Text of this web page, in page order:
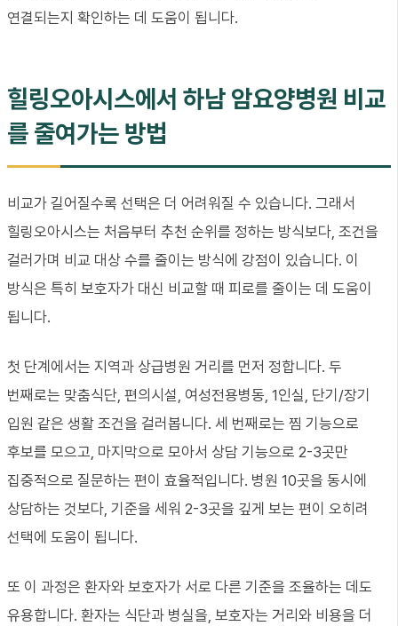
연결되는지 확인하는 데 도움이 됩니다.
힐링오아시스에서 하남 암요양병원 비교
를 줄여가는 방법
비교가 길어질수록 선택은 더 어려워질 수 있습니다. 그래서
힐링오아시스는 처음부터 추천 순위를 정하는 방식보다, 조건을
걸러가며 비교 대상 수를 줄이는 방식에 강점이 있습니다. 이
방식은 특히 보호자가 대신 비교할 때 피로를 줄이는 데 도움이
됩니다.
첫 단계에서는 지역과 상급병원 거리를 먼저 정합니다. 두
번째로는 맞춤식단, 편의시설, 여성전용병동, 1인실, 단기/장기
입원 같은 생활 조건을 걸러봅니다. 세 번째로는 찜 기능으로
후보를 모으고, 마지막으로 모아서 상담 기능으로 2-3곳만
집중적으로 질문하는 편이 효율적입니다. 병원 10곳을 동시에
상담하는 것보다, 기준을 세워 2-3곳을 깊게 보는 편이 오히려
선택에 도움이 됩니다.
또 이 과정은 환자와 보호자가 서로 다른 기준을 조율하는 데도
유용합니다. 환자는 식단과 병실을, 보호자는 거리와 비용을 더